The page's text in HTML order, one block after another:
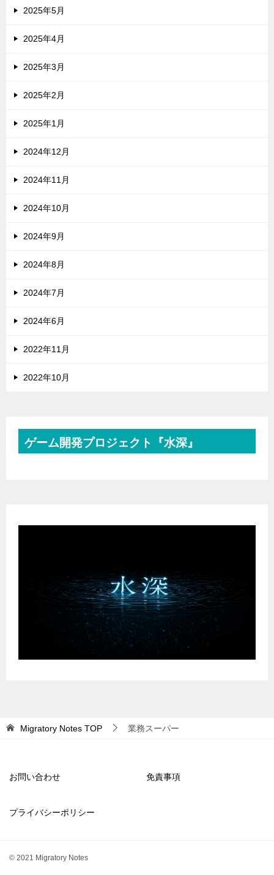
2025年5月
2025年4月
2025年3月
2025年2月
2025年1月
2024年12月
2024年11月
2024年10月
2024年9月
2024年8月
2024年7月
2024年6月
2022年11月
2022年10月
ゲーム開発プロジェクト『水深』
Migratory Notes TOP 業務スーパー
お問い合わせ 免責事項
プライバシーポリシー
© 2021 Migratory Notes